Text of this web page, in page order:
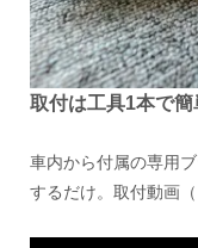
取付は工具1本で簡
車内から付属の専用
するだけ。取付動画